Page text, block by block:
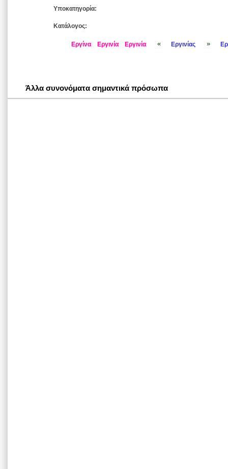
Υποκατηγορία:
Κατάλογος:
Εργίνα Εργινία Εργινία « Εργινίας »
Άλλα συνονόματα σημαντικά πρόσωπα